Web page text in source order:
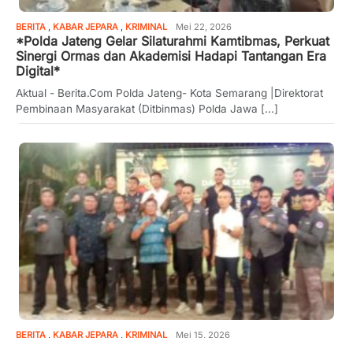
BERITA , KABAR JEPARA , KRIMINAL Mei 22, 2026
*Polda Jateng Gelar Silaturahmi Kamtibmas, Perkuat
Sinergi Ormas dan Akademisi Hadapi Tantangan Era
Digital*
Aktual - Berita.Com Polda Jateng- Kota Semarang |Direktorat
Pembinaan Masyarakat (Ditbinmas) Polda Jawa [...]
BERITA , KABAR JEPARA , KRIMINAL Mei 15, 2026